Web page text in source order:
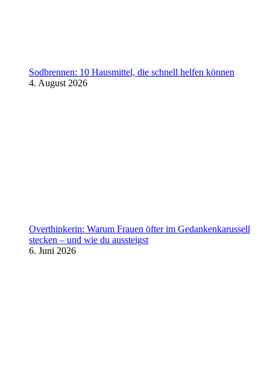
Sodbrennen: 10 Hausmittel, die schnell helfen können
4. August 2026
Overthinkerin: Warum Frauen öfter im Gedankenkarussell
stecken – und wie du aussteigst
6. Juni 2026